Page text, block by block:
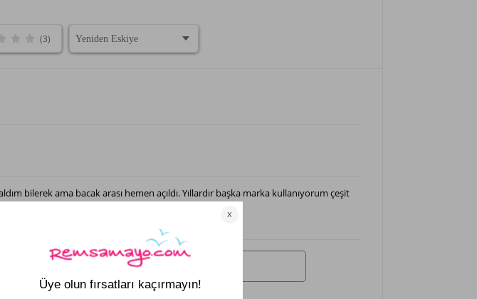
(3)
bilerek ama bacak arası hemen açıldı. Yıllardır başka marka kullanıyorum çeşit
Göster